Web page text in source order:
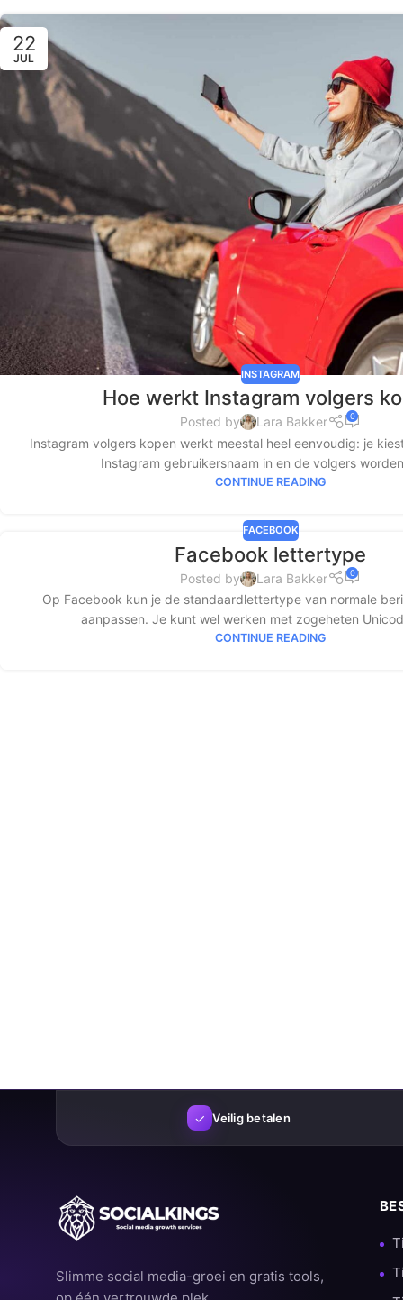
22
JUL
INSTAGRAM
Hoe werkt Instagram volgers
Posted by Lara Bakker 0
Instagram volgers kopen werkt meestal heel eenvoudig: je
Instagram gebruikersnaam in en de volgers
CONTINUE READING
FACEBOOK
Facebook lettertype
Posted by Lara Bakker 0
Op Facebook kun je de standaardlettertype van normale
aanpassen. Je kunt wel werken met zogeheten
CONTINUE READING
✓ Veilig betalen
Slimme social media-groei en gratis tools,